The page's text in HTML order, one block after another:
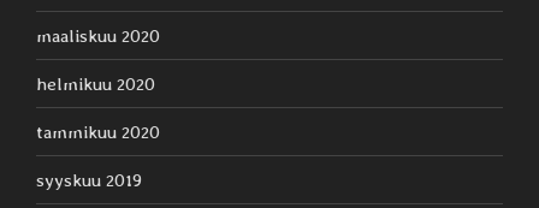
maaliskuu 2020
helmikuu 2020
tammikuu 2020
syyskuu 2019